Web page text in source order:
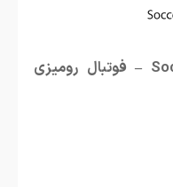
Soccer Stars: Football Games – فوتبال رومیزی